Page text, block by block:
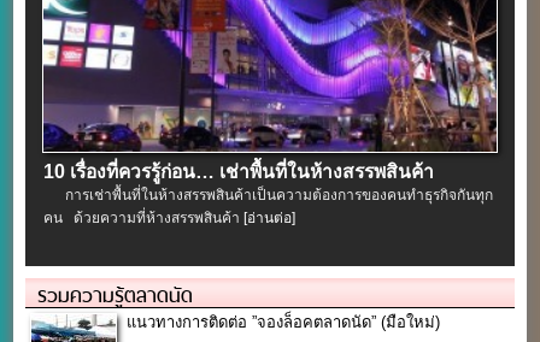
10 เรื่องที่ควรรู้ก่อน… เช่าพื้นที่ในห้างสรรพสินค้า
การเช่าพื้นที่ในห้างสรรพสินค้าเป็นความต้องการของคนทำธุรกิจกันทุก
คน ด้วยความที่ห้างสรรพสินค้า[อ่านต่อ]
รวมความรู้ตลาดนัด
แนวทางการติดต่อ ”จองล็อคตลาดนัด” (มือใหม่)